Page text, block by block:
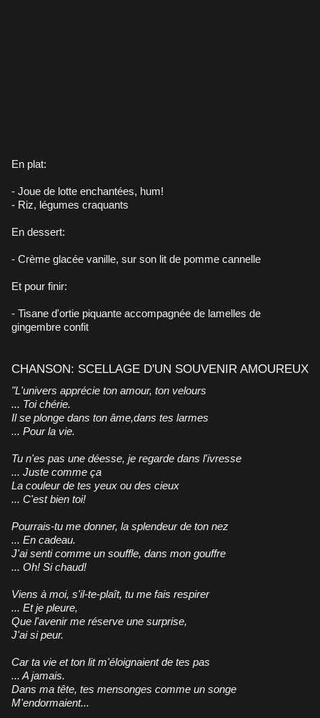
En plat:
- Joue de lotte enchantées, hum!
- Riz, légumes craquants
En dessert:
- Crème glacée vanille, sur son lit de pomme cannelle
Et pour finir:
- Tisane d'ortie piquante accompagnée de lamelles de
gingembre confit
CHANSON: SCELLAGE D'UN SOUVENIR AMOUREUX
"L'univers apprécie ton amour, ton velours
... Toi chérie.
Il se plonge dans ton âme,dans tes larmes
... Pour la vie.
Tu n'es pas une déesse, je regarde dans l'ivresse
... Juste comme ça
La couleur de tes yeux ou des cieux
... C'est bien toi!
Pourrais-tu me donner, la splendeur de ton nez
... En cadeau.
J'ai senti comme un souffle, dans mon gouffre
... Oh! Si chaud!
Viens à moi, s'il-te-plaît, tu me fais respirer
... Et je pleure,
Que l'avenir me réserve une surprise,
J'ai si peur.
Car ta vie et ton lit m'éloignaient de tes pas
... A jamais.
Dans ma tête, tes mensonges comme un songe
M'endormaient...